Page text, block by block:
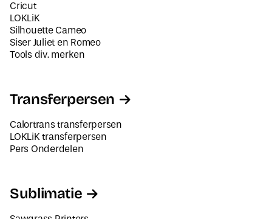
Cricut
LOKLiK
Silhouette Cameo
Siser Juliet en Romeo
Tools div. merken
Transferpersen
Calortrans transferpersen
LOKLiK transferpersen
Pers Onderdelen
Sublimatie